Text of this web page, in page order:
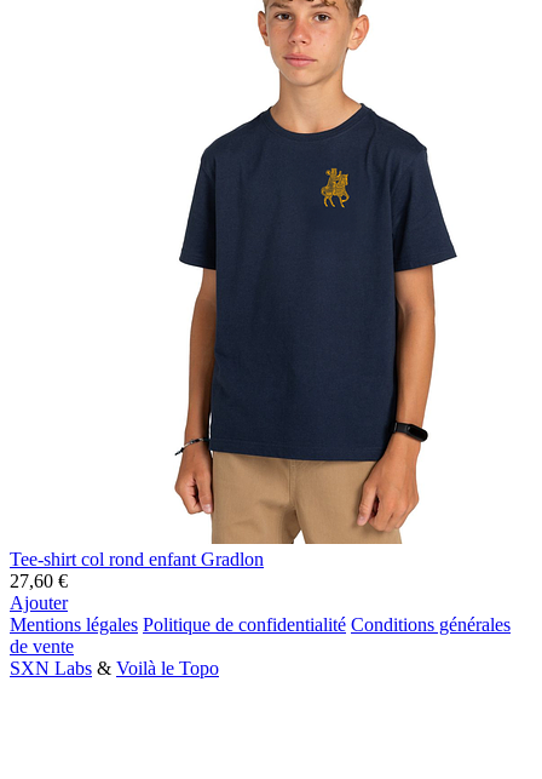
Tee-shirt col rond enfant Gradlon
27,60 €
Ajouter
Mentions légales Politique de confidentialité Conditions générales
de vente
SXN Labs & Voilà le Topo